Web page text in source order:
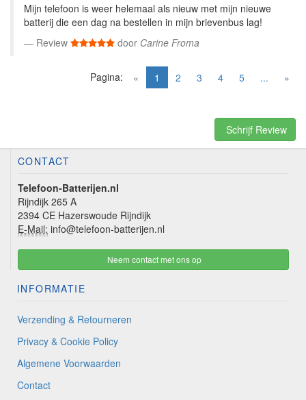
Mijn telefoon is weer helemaal als nieuw met mijn nieuwe
batterij die een dag na bestellen in mijn brievenbus lag!
Review
door Carine Froma
« 1 (current)
2 3 4 5 ... »
Pagina:
Schrijf Review
CONTACT
Telefoon-Batterijen.nl
Rijndijk 265 A
2394 CE Hazerswoude Rijndijk
E-Mail: info@telefoon-batterijen.nl
Neem contact met ons op
INFORMATIE
Verzending & Retourneren
Privacy & Cookie Policy
Algemene Voorwaarden
Contact